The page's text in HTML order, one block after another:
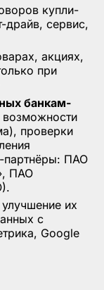
купли-
драйв, сервис,
акциях,
при
банкам-
возможности
проверки
партнёры: ПАО
ПАО
их
с
Google